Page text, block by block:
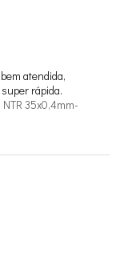
atendida,
rápida.
35x0,4mm-